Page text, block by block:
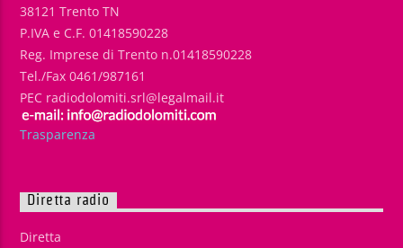
38121 Trento TN
P.IVA e C.F. 01418590228
Reg. Imprese di Trento n.01418590228
Tel./Fax 0461/987161
PEC radiodolomiti.srl@legalmail.it
Trasparenza
Diretta radio
Diretta